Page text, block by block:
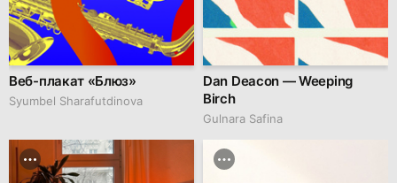
Веб-плакат «Блюз»
Syumbel Sharafutdinova
Dan Deacon — Weeping
Birch
Gulnara Safina